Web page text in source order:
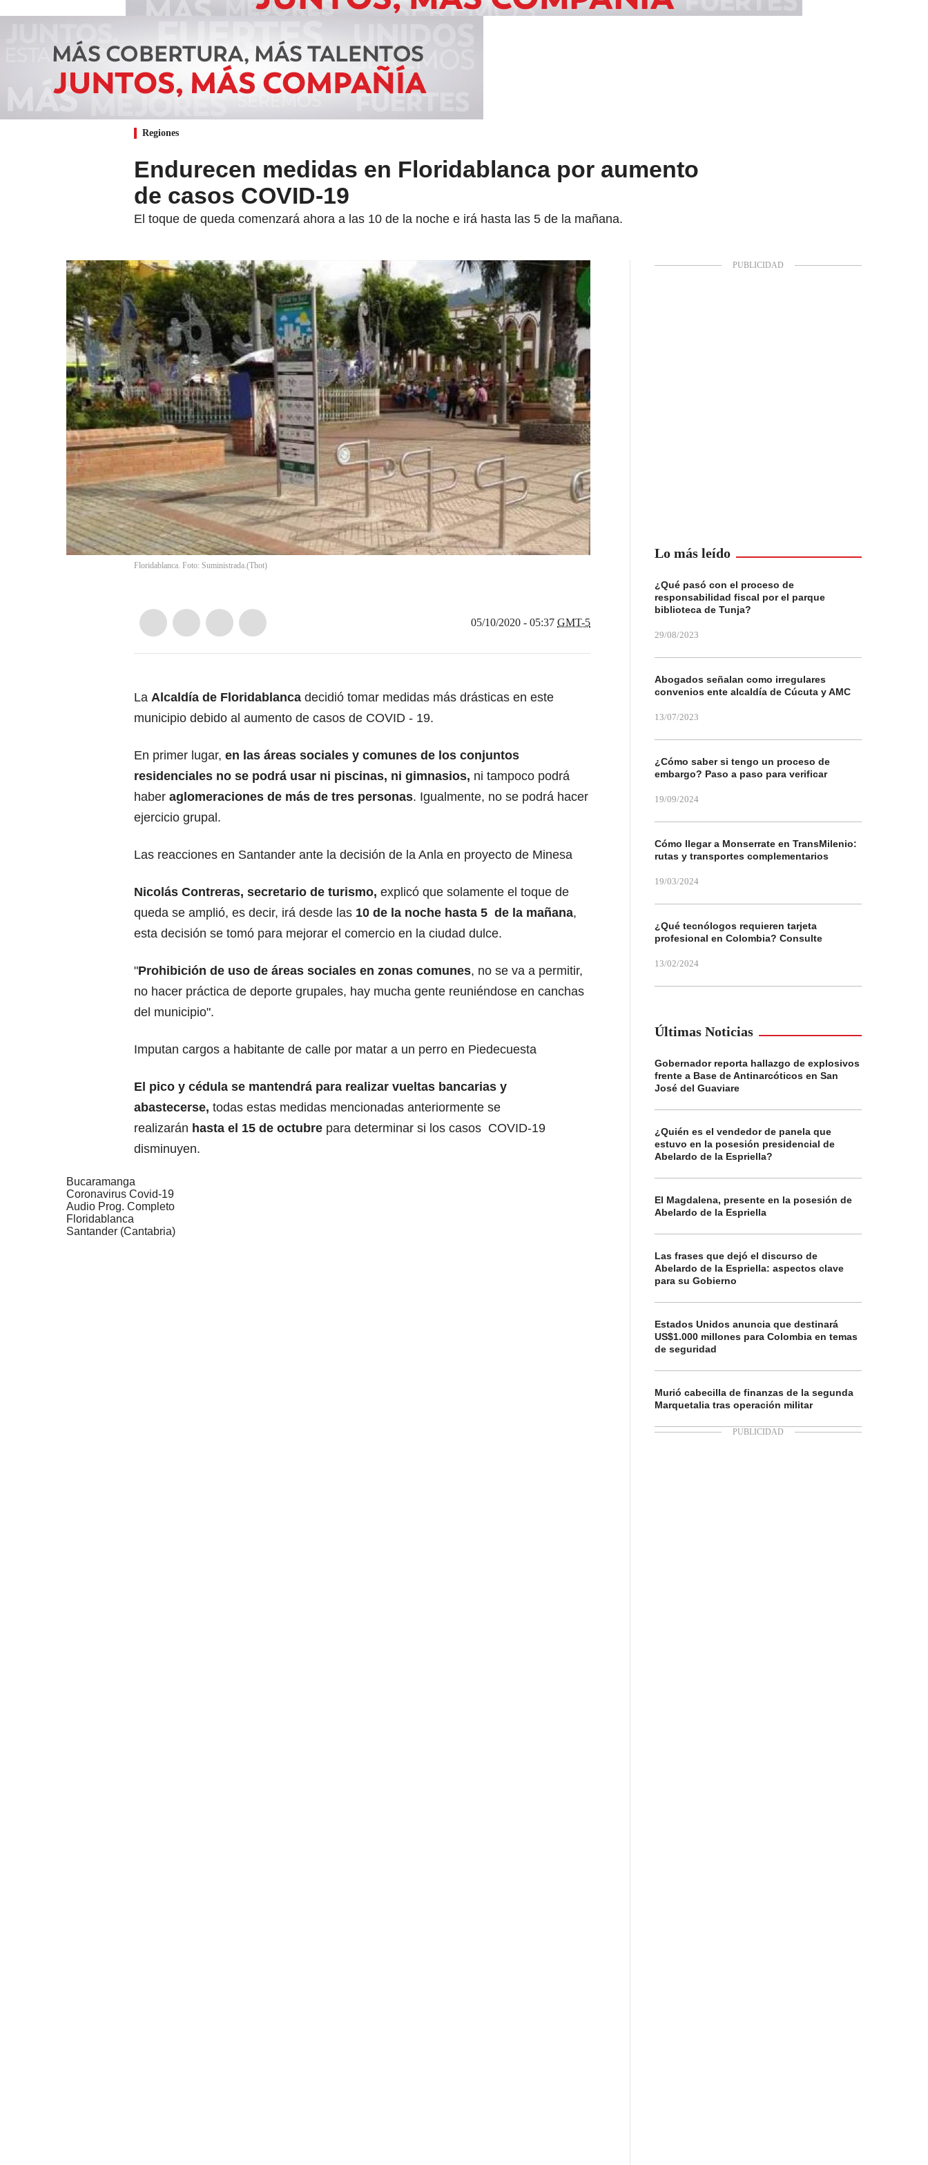
Regiones
Endurecen medidas en Floridablanca por aumento
de casos COVID-19
El toque de queda comenzará ahora a las 10 de la noche e irá hasta las 5 de la mañana.
Floridablanca. Foto: Suministrada.(Thot)
05/10/2020 - 05:37 GMT-5
La Alcaldía de Floridablanca decidió tomar medidas más drásticas en este
municipio debido al aumento de casos de COVID - 19.
En primer lugar, en las áreas sociales y comunes de los conjuntos
residenciales no se podrá usar ni piscinas, ni gimnasios, ni tampoco podrá
haber aglomeraciones de más de tres personas. Igualmente, no se podrá hacer
ejercicio grupal.
Las reacciones en Santander ante la decisión de la Anla en proyecto de Minesa
Nicolás Contreras, secretario de turismo, explicó que solamente el toque de
queda se amplió, es decir, irá desde las 10 de la noche hasta 5 de la mañana,
esta decisión se tomó para mejorar el comercio en la ciudad dulce.
"Prohibición de uso de áreas sociales en zonas comunes, no se va a permitir,
no hacer práctica de deporte grupales, hay mucha gente reuniéndose en canchas
del municipio".
Imputan cargos a habitante de calle por matar a un perro en Piedecuesta
El pico y cédula se mantendrá para realizar vueltas bancarias y
abastecerse, todas estas medidas mencionadas anteriormente se
realizarán hasta el 15 de octubre para determinar si los casos COVID-19
disminuyen.
Bucaramanga
Coronavirus Covid-19
Audio Prog. Completo
Floridablanca
Santander (Cantabria)
Lo más leído
¿Qué pasó con el proceso de
responsabilidad fiscal por el parque
biblioteca de Tunja?
29/08/2023
Abogados señalan como irregulares
convenios ente alcaldía de Cúcuta y AMC
13/07/2023
¿Cómo saber si tengo un proceso de
embargo? Paso a paso para verificar
19/09/2024
Cómo llegar a Monserrate en TransMilenio:
rutas y transportes complementarios
19/03/2024
¿Qué tecnólogos requieren tarjeta
profesional en Colombia? Consulte
13/02/2024
Últimas Noticias
Gobernador reporta hallazgo de explosivos
frente a Base de Antinarcóticos en San
José del Guaviare
¿Quién es el vendedor de panela que
estuvo en la posesión presidencial de
Abelardo de la Espriella?
El Magdalena, presente en la posesión de
Abelardo de la Espriella
Las frases que dejó el discurso de
Abelardo de la Espriella: aspectos clave
para su Gobierno
Estados Unidos anuncia que destinará
US$1.000 millones para Colombia en temas
de seguridad
Murió cabecilla de finanzas de la segunda
Marquetalia tras operación militar